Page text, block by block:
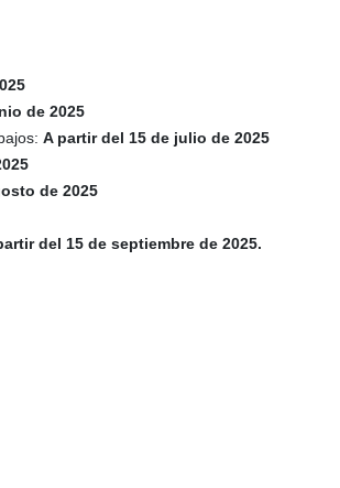
de 2025
A partir del 15 de julio de 2025
de 2025
del 15 de septiembre de 2025.